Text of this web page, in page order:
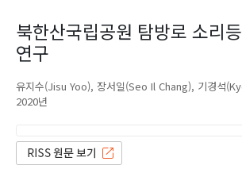
북한산국립공원 탐방로 소리
연구
유지수(Jisu Yoo) 장서일(Seo Il Chang) 기경석
2020년